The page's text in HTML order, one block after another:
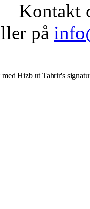
Kontakt
på
Hizb ut Tahrir's